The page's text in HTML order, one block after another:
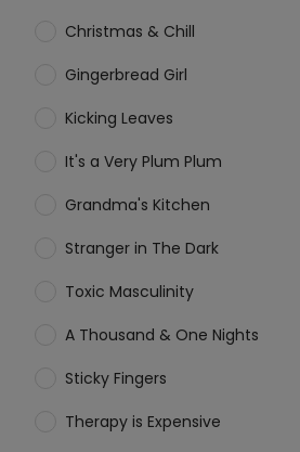
Christmas & Chill
Gingerbread Girl
Kicking Leaves
It's a Very Plum Plum
Grandma's Kitchen
Stranger in The Dark
Toxic Masculinity
A Thousand & One Nights
Sticky Fingers
Therapy is Expensive